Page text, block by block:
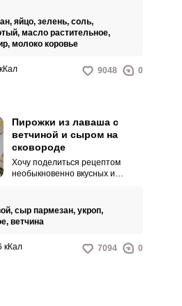
сыром на сковороде. Они
обязательно станут вашей
палочкой-выручалочкой, если
яйцо, зелень, соль,
масло растительное,
молоко коровье
9048 0
Пирожки из лаваша с
ветчиной и сыром на
сковороде
Хочу поделиться рецептом
необыкновенно вкусных и
и сыром на сковороде.
Любители домашней выпечки,
сыр пармезан, укроп,
ветчина
кКал 7094 0